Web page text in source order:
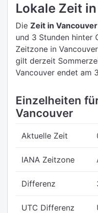
Lokale Zeit
Die Zeit in Vancouver
und 3 Stunden hinter
Zeitzone in
gilt derzeit
Vancouver endet am
Einzelheiten
Vancouver
Aktuelle Zeit
IANA Zeitzone
Differenz
UTC Differenz